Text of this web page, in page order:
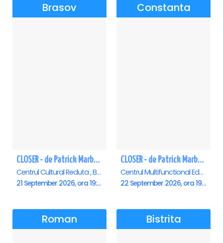
Brasov
CLOSER - de Patrick Marber - Premiera - Brasov
Centrul Cultural Reduta , Brasov
21 September 2026, ora 19:00
Constanta
CLOSER - de Patrick Marber - Premiera - Constanta
Centrul Multifunctional Educativ pentru Tineret Jean Constantin, Constanta
22 September 2026, ora 19:00
Roman Bistrita